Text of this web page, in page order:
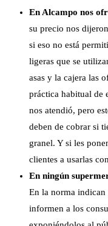
En Alcampo nos
su precio nos
si eso no está
ligeras que se
asas y la cajera las
práctica habitual de
nos atendió, pero
deben de cobrar si
granel. Y si les
clientes a usarlas
En ningún
En la norma indican
informen a los